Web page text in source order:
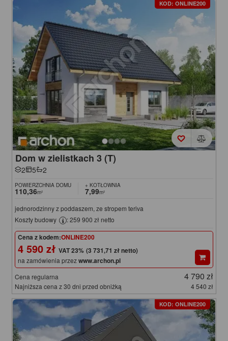
KOD: ONLINE200
Dom w zielistkach 3 (T)
2 5 2
POWIERZCHNIA DOMU
110,36m²
+ KOTŁOWNIA
7,99m²
jednorodzinny z poddaszem, ze stropem teriva
Koszty budowy
: 259 900 zł netto
Cena z kodem:ONLINE200
4 590 zł (3 731,71 zł netto)
na zamówienia przezwww.archon.pl
Cena regularna 4 790 zł
Najniższa cena z 30 dni przed obniżką 4 540 zł
KOD: ONLINE200